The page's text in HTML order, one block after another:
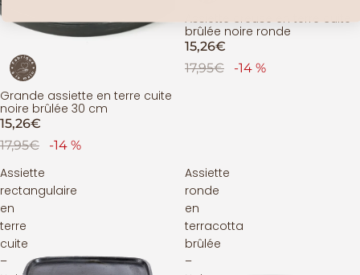
ÉPUISÉ
Grande assiette en terre cuite
noire brûlée 30 cm
15,26€
17,95€
-14 %
ÉPUISÉ
Assiette creuse en terre cuite
brûlée noire ronde
15,26€
17,95€
-14 %
Assiette
rectangulaire
en
terre
cuite
–
Assiette
ronde
en
terracotta
brûlée
–